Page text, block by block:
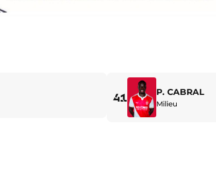
41 P. CABRAL
Milieu